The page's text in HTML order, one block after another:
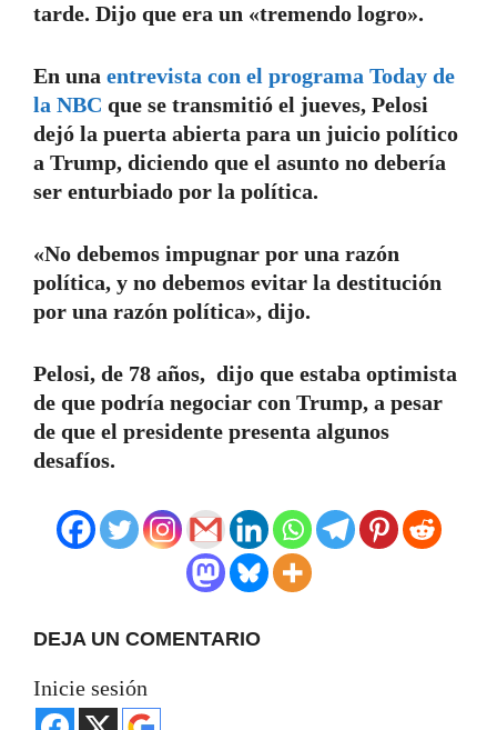
tarde. Dijo que era un «tremendo logro».
En una entrevista con el programa Today de
la NBC que se transmitió el jueves, Pelosi
dejó la puerta abierta para un juicio político
a Trump, diciendo que el asunto no debería
ser enturbiado por la política.
«No debemos impugnar por una razón
política, y no debemos evitar la destitución
por una razón política», dijo.
Pelosi, de 78 años, dijo que estaba optimista
de que podría negociar con Trump, a pesar
de que el presidente presenta algunos
desafíos.
DEJA UN COMENTARIO
Inicie sesión